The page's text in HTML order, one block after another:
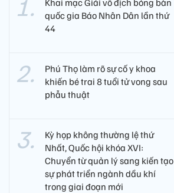
quốc gia Báo Nhân Dân lần thứ
44
Phú Thọ làm rõ sự cố y khoa
khiến bé trai 8 tuổi tử vong sau
phẫu thuật
Kỳ họp không thường lệ thứ
Nhất, Quốc hội khóa XVI:
Chuyển từ quản lý sang kiến tạo
sự phát triển ngành dầu khí
trong giai đoạn mới